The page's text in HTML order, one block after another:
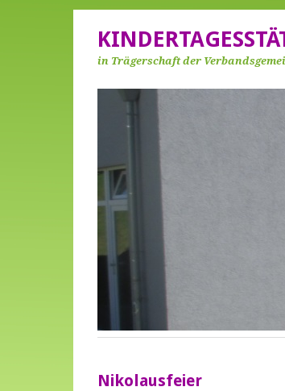
in Trägerschaft der
Nikolausfeier